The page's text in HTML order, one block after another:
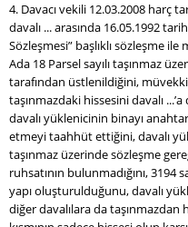
4. Davacı vekili 12.03.2008 harç
davalı ... arasında 16.05.1992
Sözleşmesi” başlıklı sözleşme
Ada 18 Parsel sayılı taşınmaz
tarafından üstlenildiğini,
taşınmazdaki hissesini davalı
davalı yüklenicinin binayı
etmeyi taahhüt ettiğini, davalı
taşınmaz üzerinde sözleşme
ruhsatının bulunmadığını, 3194
yapı oluşturulduğunu, davalı
diğer davalılara da taşınmazdan